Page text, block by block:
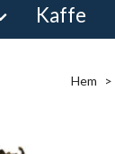
Kaffe
Hem